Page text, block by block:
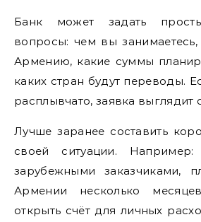
Банк может задать
вопросы: чем вы
Армению, какие суммы
каких стран будут переводы.
расплывчато, заявка выглядит
Лучше заранее составить
своей ситуации.
зарубежными заказчиками,
Армении несколько
открыть счёт для личных